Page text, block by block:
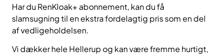
Har du RenKloak+ abonnement, kan du få
slamsugning til en ekstra fordelagtig pris som en del
af vedligeholdelsen.
Vi dækker hele Hellerup og kan være fremme hurtigt,